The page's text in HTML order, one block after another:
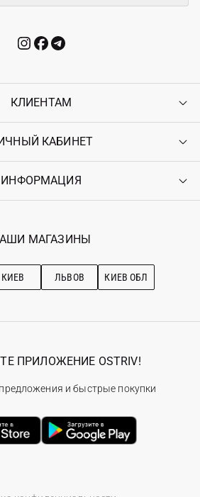
КЛИЕНТАМ
Контакты
Возврат
Гарантия
КАБИНЕТ
Войти
Ostriv Club+
ИНФОРМАЦИЯ
Наши магазини
по уходу
МАГАЗИНЫ
КИЕВ ЛЬВОВ КИЕВ ОБЛ
ПРИЛОЖЕНИЕ OSTRIV!
и быстрые покупки